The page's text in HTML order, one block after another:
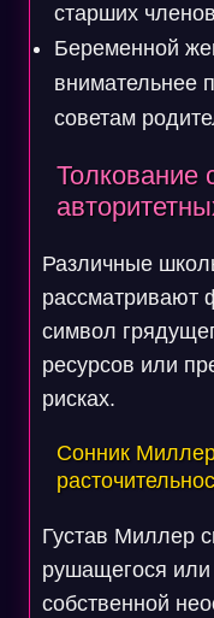
старших
Беременной
внимательнее
советам
Толкование
Различные
рассматривают
символ
ресурсов или
рисках.
Сонник
Густав Миллер
рушащегося или
собственной